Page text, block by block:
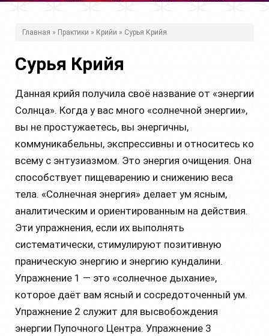
з
д
е
с
ь
Главная » Практики » Крийи » Сурья Крийя
Сурья Крийя
Данная крийя получила своё название от «энергии
Солнца». Когда у вас много «солнечной энергии»,
вы не простужаетесь, вы энергичны,
коммуникабельны, экспрессивны и относитесь ко
всему с энтузиазмом. Это энергия очищения. Она
способствует пищеварению и снижению веса
тела. «Солнечная энергия» делает ум ясным,
аналитическим и ориентированным на действия.
Эти упражнения, если их выполнять
систематически, стимулируют позитивную
праническую энергию и энергию кундалини.
Упражнение 1 — это «солнечное дыхание»,
которое даёт вам ясный и сосредоточенный ум.
Упражнение 2 служит для высвобождения
энергии Пупочного Центра. Упражнение 3